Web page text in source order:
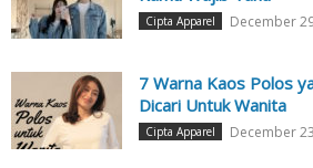
Cipta Apparel December
7 Warna Kaos Polos
Dicari Untuk Wanita
Cipta Apparel December